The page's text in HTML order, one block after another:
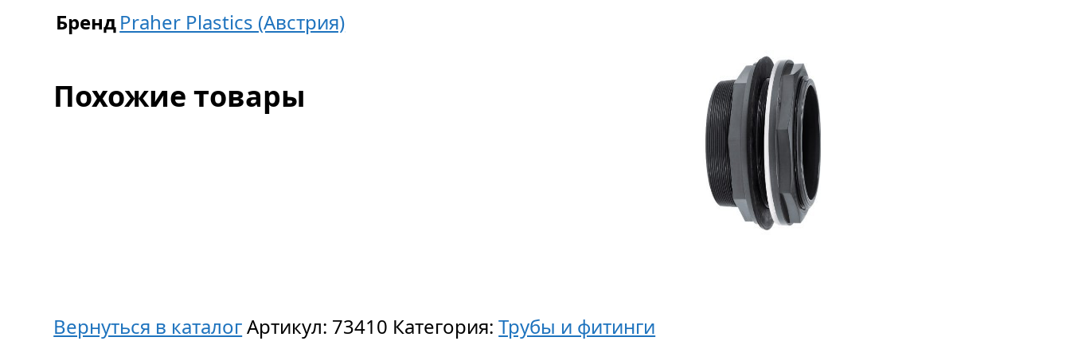
Вернуться в каталогАртикул: 73410 Категория:Трубы и фитинги
БрендPraher Plastics (Австрия)
Похожие товары